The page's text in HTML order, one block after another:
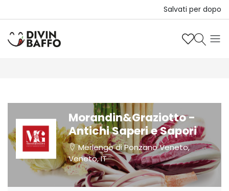
Salvati per dopo
Morandin&Graziotto -
Antichi Saperi e Sapori
Merlengo di Ponzano Veneto,
Veneto, IT